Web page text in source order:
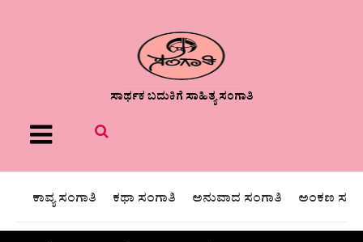
ಸಾರ್ಥಕ ಬದುಕಿಗೆ ಸಾಹಿತ್ಯ ಸಂಗಾತಿ
Menu
ಕಾವ್ಯ ಸಂಗಾತಿ ಕಥಾ ಸಂಗಾತಿ ಅನುವಾದ ಸಂಗಾತಿ ಅಂಕಣ